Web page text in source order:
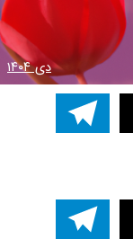
دی ۱۴۰۴